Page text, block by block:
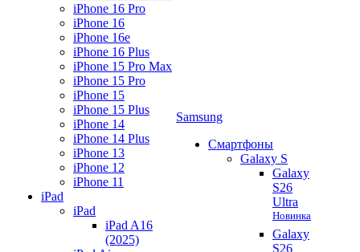
iPhone 16 Pro
iPhone 16
iPhone 16e
iPhone 16 Plus
iPhone 15 Pro Max
iPhone 15 Pro
iPhone 15
iPhone 15 Plus
iPhone 14
iPhone 14 Plus
iPhone 13
iPhone 12
iPhone 11
iPad
iPad
iPad A16
(2025)
Samsung
Смартфоны
Galaxy S
Galaxy
S26
Ultra
Новинка
Galaxy
S26